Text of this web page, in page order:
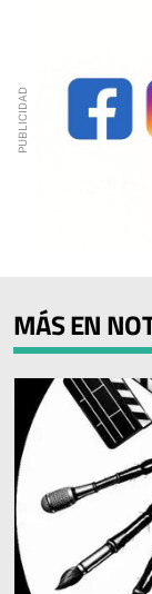
MÁS EN